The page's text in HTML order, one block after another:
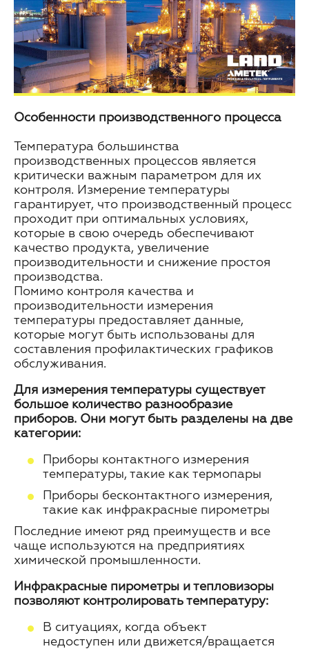
Особенности производственного процесса
Температура большинства
производственных процессов является
критически важным параметром для их
контроля. Измерение температуры
гарантирует, что производственный процесс
проходит при оптимальных условиях,
которые в свою очередь обеспечивают
качество продукта, увеличение
производительности и снижение простоя
производства.
Помимо контроля качества и
производительности измерения
температуры предоставляет данные,
которые могут быть использованы для
составления профилактических графиков
обслуживания.
Для измерения температуры существует
большое количество разнообразие
приборов. Они могут быть разделены на две
категории:
Приборы контактного измерения
температуры, такие как термопары
Приборы бесконтактного измерения,
такие как инфракрасные пирометры
Последние имеют ряд преимуществ и все
чаще используются на предприятиях
химической промышленности.
Инфракрасные пирометры и тепловизоры
позволяют контролировать температуру:
В ситуациях, когда объект
недоступен или движется/вращается